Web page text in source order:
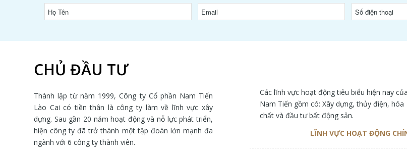
CHỦ ĐẦU TƯ
Thành lập từ năm 1999, Công ty Cổ phần Nam Tiến
Lào Cai có tiền thân là công ty làm về lĩnh vực xây
dựng. Sau gần 20 năm hoạt động và nỗ lực phát triển,
hiện công ty đã trở thành một tập đoàn lớn mạnh đa
ngành với 6 công ty thành viên.
Các lĩnh vực hoạt động tiêu biểu hiện nay của
Nam Tiến gồm có: Xây dựng, thủy điện, hóa
chất và đầu tư bất động sản.
LĨNH VỰC HOẠT ĐỘNG